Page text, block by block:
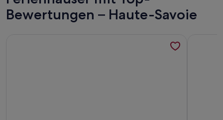
Bewertungen – Haute-Savoie